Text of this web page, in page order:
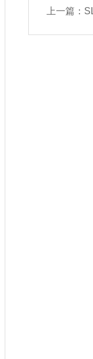
上一篇：